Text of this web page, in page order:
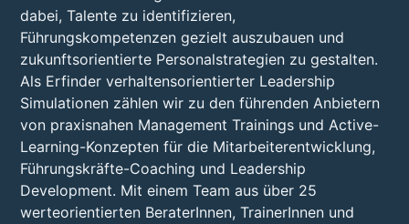
dabei, Talente zu identifizieren,
Führungskompetenzen gezielt auszubauen und
zukunftsorientierte Personalstrategien zu gestalten.
Als Erfinder verhaltensorientierter Leadership
Simulationen zählen wir zu den führenden Anbietern
von praxisnahen Management Trainings und Active-
Learning-Konzepten für die Mitarbeiterentwicklung,
Führungskräfte-Coaching und Leadership
Development. Mit einem Team aus über 25
werteorientierten BeraterInnen, TrainerInnen und